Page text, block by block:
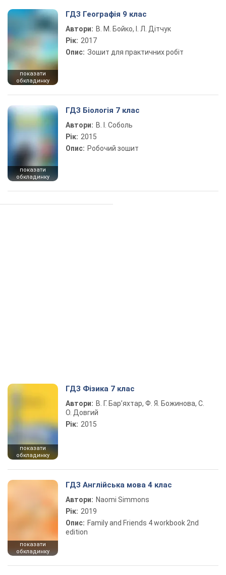
показати
обкладинку
ГДЗ Географія 9 клас
Автори: В. М. Бойко, І. Л. Дітчук
Рік: 2017
Опис: Зошит для практичних робіт
показати
обкладинку
ГДЗ Біологія 7 клас
Автори: В. І. Соболь
Рік: 2015
Опис: Робочий зошит
показати
обкладинку
ГДЗ Фізика 7 клас
Автори: В. Г. Бар’яхтар, Ф. Я. Божинова, С.
О. Довгий
Рік: 2015
показати
обкладинку
ГДЗ Англійська мова 4 клас
Автори: Naomi Simmons
Рік: 2019
Опис: Family and Friends 4 workbook 2nd
edition